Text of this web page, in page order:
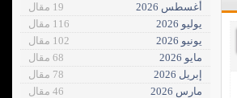
أغسطس 2026
19 مقال
يوليو 2026
116 مقال
يونيو 2026
102 مقال
مايو 2026
68 مقال
إبريل 2026
78 مقال
مارس 2026
46 مقال